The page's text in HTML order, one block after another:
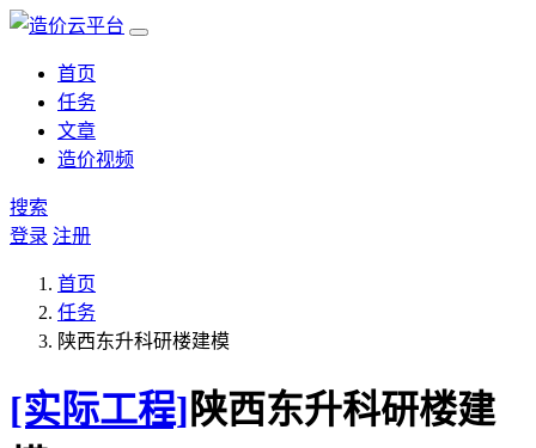
首页
任务
文章
造价视频
搜索
登录 注册
首页
任务
陕西东升科研楼建模
[实际工程]陕西东升科研楼建